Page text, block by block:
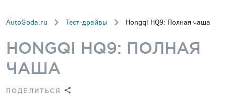
AutoGoda.ru Тест-драйвы Hongqi HQ9: Полная чаша
HONGQI HQ9: ПОЛНАЯ
ЧАША
ПОДЕЛИТЬСЯ